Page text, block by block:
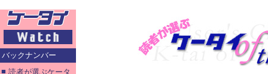
バックナンバー
■ 読者が選ぶケータ